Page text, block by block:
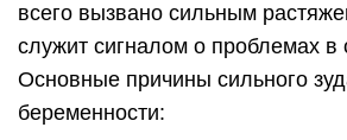
всего вызвано сильным
служит сигналом о проблемах
Основные причины сильного
беременности: